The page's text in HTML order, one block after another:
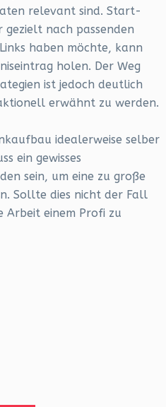
relevant sind. Start-
gezielt nach passenden
haben möchte, kann
holen. Der Weg
ist jedoch deutlich
erwähnt zu werden.
idealerweise selber
ein gewisses
sein, um eine zu große
Sollte dies nicht der Fall
Arbeit einem Profi zu